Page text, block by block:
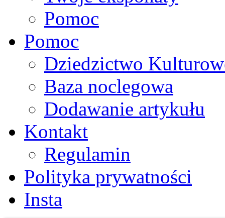
Pomoc
Pomoc
Dziedzictwo
Baza noclegowa
Dodawanie artykułu
Kontakt
Regulamin
Polityka prywatności
Insta